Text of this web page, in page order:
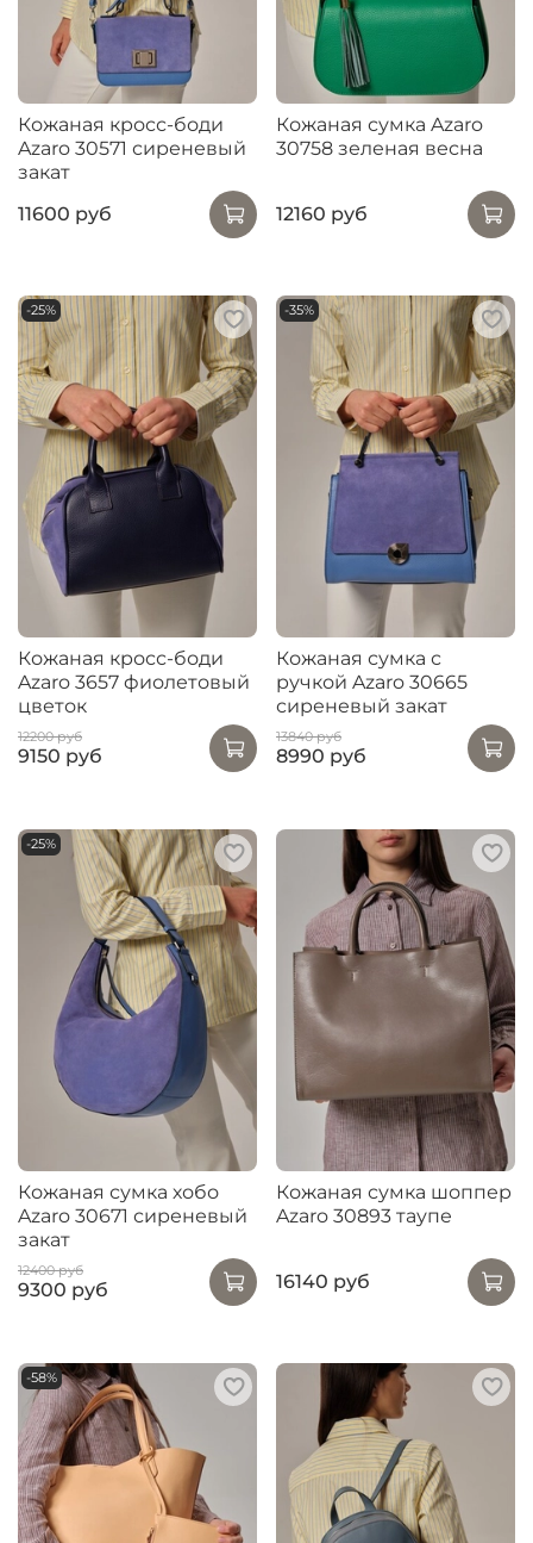
Кожаная кросс-боди
Azaro 30571 сиреневый
закат
11600 руб
Кожаная сумка Azaro
30758 зеленая весна
12160 руб
-25%
Кожаная кросс-боди
Azaro 3657 фиолетовый
цветок
12200 руб
9150 руб
-35%
Кожаная сумка с
ручкой Azaro 30665
сиреневый закат
13840 руб
8990 руб
-25%
Кожаная сумка хобо
Azaro 30671 сиреневый
закат
12400 руб
9300 руб
Кожаная сумка шоппер
Azaro 30893 таупе
16140 руб
-58%